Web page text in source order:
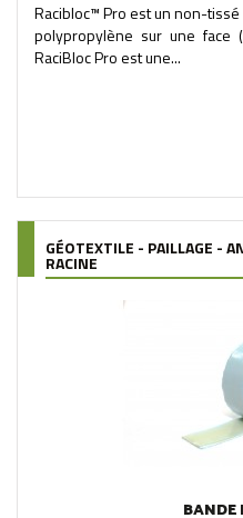
Racibloc™ Pro est un non-
polypropylène sur une face
RaciBloc Pro est une...
GÉOTEXTILE - PAILLAGE -
RACINE
BANDE